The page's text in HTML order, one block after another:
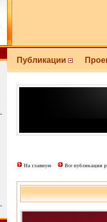
Публикации
На главную Все публикации